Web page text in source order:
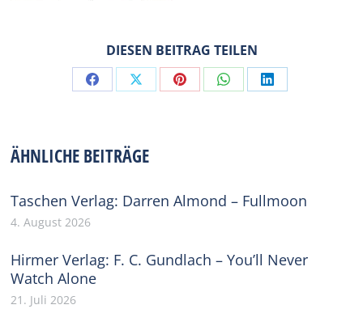
DIESEN BEITRAG TEILEN
Share Share Share Share Share
ÄHNLICHE BEITRÄGE
Taschen Verlag: Darren Almond – Fullmoon
4. August 2026
Hirmer Verlag: F. C. Gundlach – You’ll Never
Watch Alone
21. Juli 2026